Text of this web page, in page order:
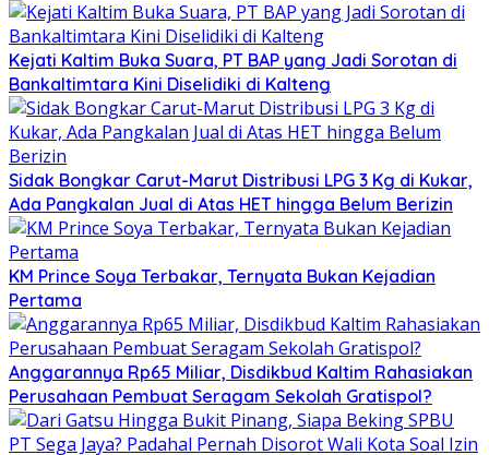
Kejati Kaltim Buka Suara, PT BAP yang Jadi Sorotan di
Bankaltimtara Kini Diselidiki di Kalteng
Sidak Bongkar Carut-Marut Distribusi LPG 3 Kg di Kukar,
Ada Pangkalan Jual di Atas HET hingga Belum Berizin
KM Prince Soya Terbakar, Ternyata Bukan Kejadian
Pertama
Anggarannya Rp65 Miliar, Disdikbud Kaltim Rahasiakan
Perusahaan Pembuat Seragam Sekolah Gratispol?